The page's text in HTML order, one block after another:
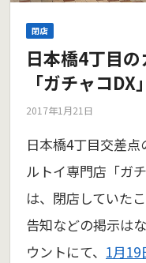
閉店
日本橋4丁目
「ガチャコDX
2017年1月21日
日本橋4丁目交差
ルトイ専門店「ガ
は、閉店していた
告知などの掲示は
ウントにて、 1月19